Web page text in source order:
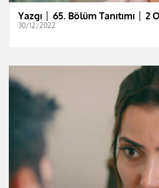
Yazgı │ 65. Bölüm Tanıtımı │ 2
30/12/2022